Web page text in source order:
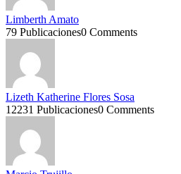
Limberth Amato
79 Publicaciones0 Comments
Lizeth Katherine Flores Sosa
12231 Publicaciones0 Comments